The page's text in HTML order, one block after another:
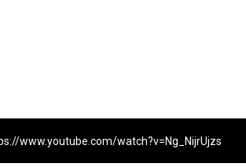
www.youtube.com/watch?v=Ng_NijrUjzs